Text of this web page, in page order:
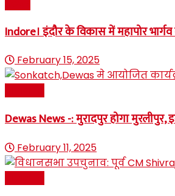
Indore। इंदौर के विकास में महापोर
February 15, 2025
Dewas News -: मुरादपुर होगा
February 11, 2025